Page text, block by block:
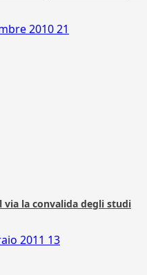
201021
via la convalida degli studi
2011 13